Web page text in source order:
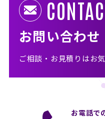
お問い合わせ
ご相談・お見積りはお
お電話で